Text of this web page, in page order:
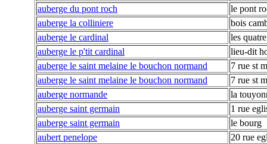
auberge du pont roch
le pont
auberge la colliniere
bois
auberge le cardinal
les
auberge le p'tit cardinal
lieu-dit
auberge le saint melaine le bouchon normand
7 rue st
auberge le saint melaine le bouchon normand
7 rue st
auberge normande
la
auberge saint germain
1 rue
auberge saint germain
le bourg
aubert penelope
20 rue